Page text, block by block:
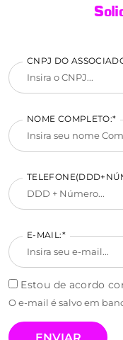
CNPJ DO
NOME COMPLETO:*
E-MAIL:*
Estou de acordo
O e-mail é salvo em